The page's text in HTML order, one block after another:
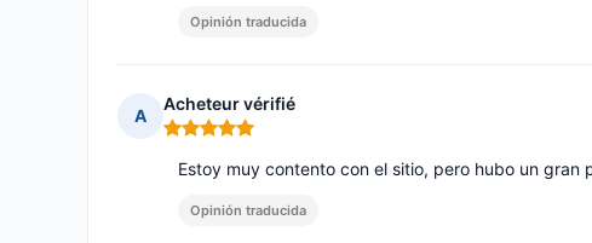
Opinión traducida
A
Acheteur vérifié
Nota: 5 de 5
Estoy muy contento con el sitio, pero hubo un
Opinión traducida